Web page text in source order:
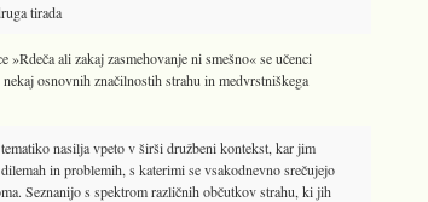
tirada
»Rdeča ali zakaj zasmehovanje ni smešno« se učenci
osnovnih značilnostih strahu in medvrstniškega
nasilja vpeto v širši družbeni kontekst, kar jim
in problemih, s katerimi se vsakodnevno srečujejo
Seznanijo s spektrom različnih občutkov strahu, ki jih